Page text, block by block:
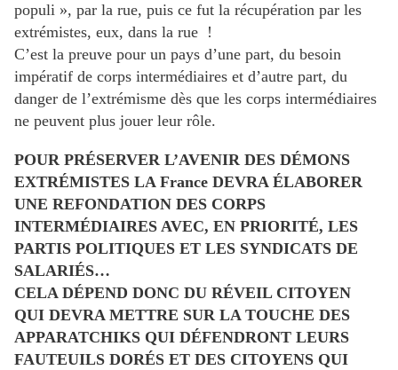
populi », par la rue, puis ce fut la récupération par les
extrémistes, eux, dans la rue !
C’est la preuve pour un pays d’une part, du besoin
impératif de corps intermédiaires et d’autre part, du
danger de l’extrémisme dès que les corps intermédiaires
ne peuvent plus jouer leur rôle.
POUR PRÉSERVER L’AVENIR DES DÉMONS
EXTRÉMISTES LA France DEVRA ÉLABORER
UNE REFONDATION DES CORPS
INTERMÉDIAIRES AVEC, EN PRIORITÉ, LES
PARTIS POLITIQUES ET LES SYNDICATS DE
SALARIÉS…
CELA DÉPEND DONC DU RÉVEIL CITOYEN
QUI DEVRA METTRE SUR LA TOUCHE DES
APPARATCHIKS QUI DÉFENDRONT LEURS
FAUTEUILS DORÉS ET DES CITOYENS QUI